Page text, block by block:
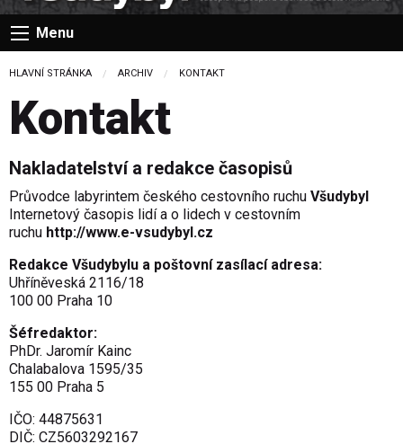
Menu
HLAVNÍ STRÁNKA ARCHIV CURRENT:
KONTAKT
Kontakt
Nakladatelství a redakce časopisů
Průvodce labyrintem českého cestovního ruchu Všudybyl
Internetový časopis lidí a o lidech v cestovním
ruchu http://www.e-vsudybyl.cz
Redakce Všudybylu a poštovní zasílací adresa:
Uhříněveská 2116/18
100 00 Praha 10
Šéfredaktor:
PhDr. Jaromír Kainc
Chalabalova 1595/35
155 00 Praha 5
IČO: 44875631
DIČ: CZ5603292167